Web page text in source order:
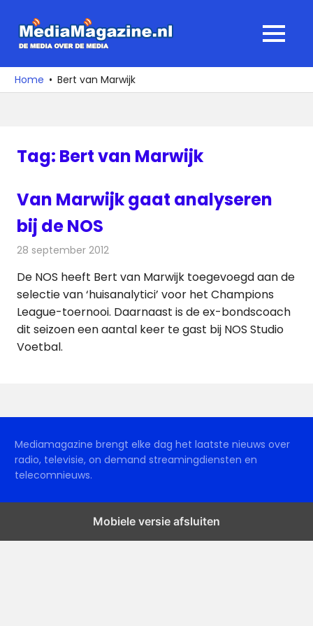
naar
media
over
MENU
Home Bert van Marwijk
Tag: Bert van Marwijk
Van Marwijk gaat analyseren
bij de NOS
28 september 2012
De NOS heeft Bert van Marwijk toegevoegd aan de
selectie van ‘huisanalytici’ voor het Champions
League-toernooi. Daarnaast is de ex-bondscoach
dit seizoen een aantal keer te gast bij NOS Studio
Voetbal.
Mediamagazine brengt elke dag het laatste nieuws over
radio, televisie, on demand streamingdiensten en
telecomnieuws.
Mobiele versie afsluiten